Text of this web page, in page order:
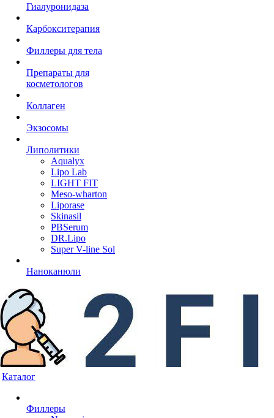
Гиалуронидаза
Карбокситерапия
Филлеры для тела
Препараты для
косметологов
Коллаген
Экзосомы
Липолитики
Aqualyx
Lipo Lab
LIGHT FIT
Meso-wharton
Liporase
Skinasil
PBSerum
DR.Lipo
Super V-line Sol
Наноканюли
Каталог
Филлеры